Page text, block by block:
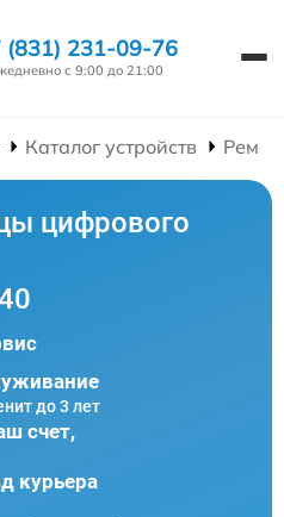
(831) 231-09-76
с 9:00 до 21:00
Каталог устройств
цифрового
до 3 лет
счет,
курьера